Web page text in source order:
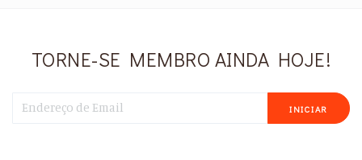
TORNE-SE MEMBRO AINDA HOJE!
INICIAR